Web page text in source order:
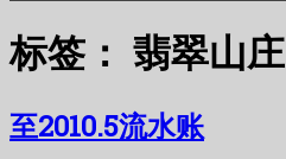
标签： 翡翠山庄
至2010.5流水账